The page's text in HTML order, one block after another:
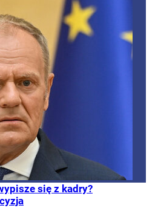
się z kadry?